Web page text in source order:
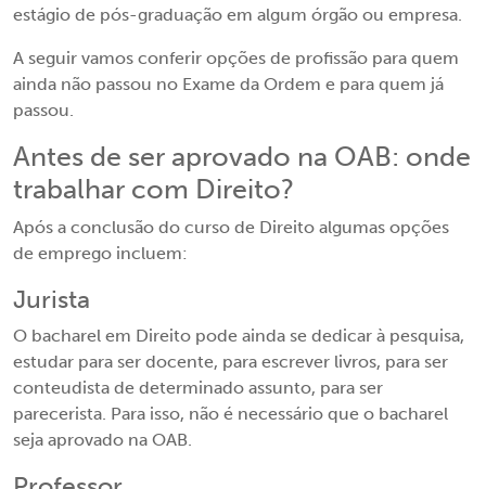
estágio de pós-graduação em algum órgão ou empresa.
A seguir vamos conferir opções de profissão para quem
ainda não passou no Exame da Ordem e para quem já
passou.
Antes de ser aprovado na OAB: onde
trabalhar com Direito?
Após a conclusão do curso de Direito algumas opções
de emprego incluem:
Jurista
O bacharel em Direito pode ainda se dedicar à pesquisa,
estudar para ser docente, para escrever livros, para ser
conteudista de determinado assunto, para ser
parecerista. Para isso, não é necessário que o bacharel
seja aprovado na OAB.